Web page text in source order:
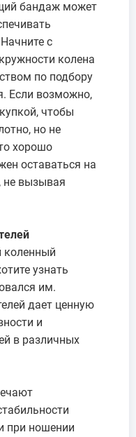
бандаж может
с
колена
по подбору
Если возможно,
чтобы
но не
хорошо
оставаться на
не вызывая
коленный
узнать
им.
дает ценную
и
в различных
при ношении